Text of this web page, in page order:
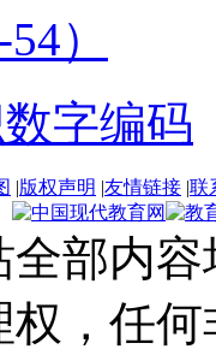
）
字编码
|版权声明 |友情链接 |联
部内
，任